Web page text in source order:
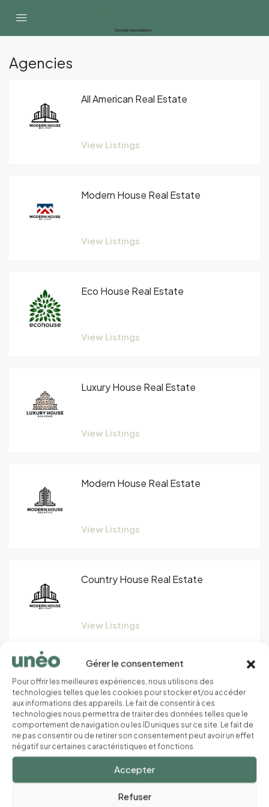
Gérer le consentement
Pour offrir les meilleures expériences, nous utilisons des
technologies telles que les cookies pour stocker et/ou accéder
aux informations des appareils. Le fait de consentir à ces
technologies nous permettra de traiter des données telles que le
comportement de navigation ou les ID uniques sur ce site. Le fait de
ne pas consentir ou de retirer son consentement peut avoir un effet
négatif sur certaines caractéristiques et fonctions.
Accepter
Refuser
Agencies
All American Real Estate
View Listings
Modern House Real Estate
View Listings
Eco House Real Estate
View Listings
Luxury House Real Estate
View Listings
Modern House Real Estate
View Listings
Country House Real Estate
View Listings
Find Agency
Search Agency